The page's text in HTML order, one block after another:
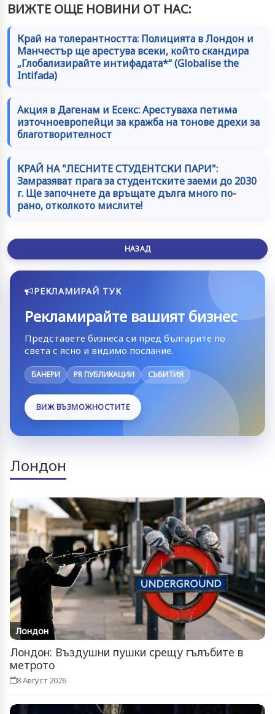
ВИЖТЕ ОЩЕ НОВИНИ ОТ НАС:
Край на толерантността: Полицията в Лондон и
Манчестър ще арестува всеки, който скандира
„Глобализирайте интифадата*“ (Globalise the
Intifada)
Акция в Дагенам и Есекс: Арестуваха петима
източноевропейци за кражба на тонове дрехи за
благотворителност
КРАЙ НА "ЛЕСНИТЕ СТУДЕНТСКИ ПАРИ":
Замразяват прага за студентските заеми до 2030
г. Ще започнете да връщате дълга много по-
рано, отколкото мислите!
НАЗАД
РЕКЛАМИРАЙ ТУК
Рекламирайте вашият бизнес
Представете бизнеса си пред българите по
света с ясно и видимо послание.
БАНЕРИ PR ПУБЛИКАЦИИ СЪБИТИЯ
ВИЖ ВЪЗМОЖНОСТИТЕ
Лондон
Лондон
Лондон: Въздушни пушки срещу гълъбите в
метрото
8 Август 2026